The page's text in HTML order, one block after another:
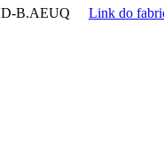
B.AEUQ
Link do